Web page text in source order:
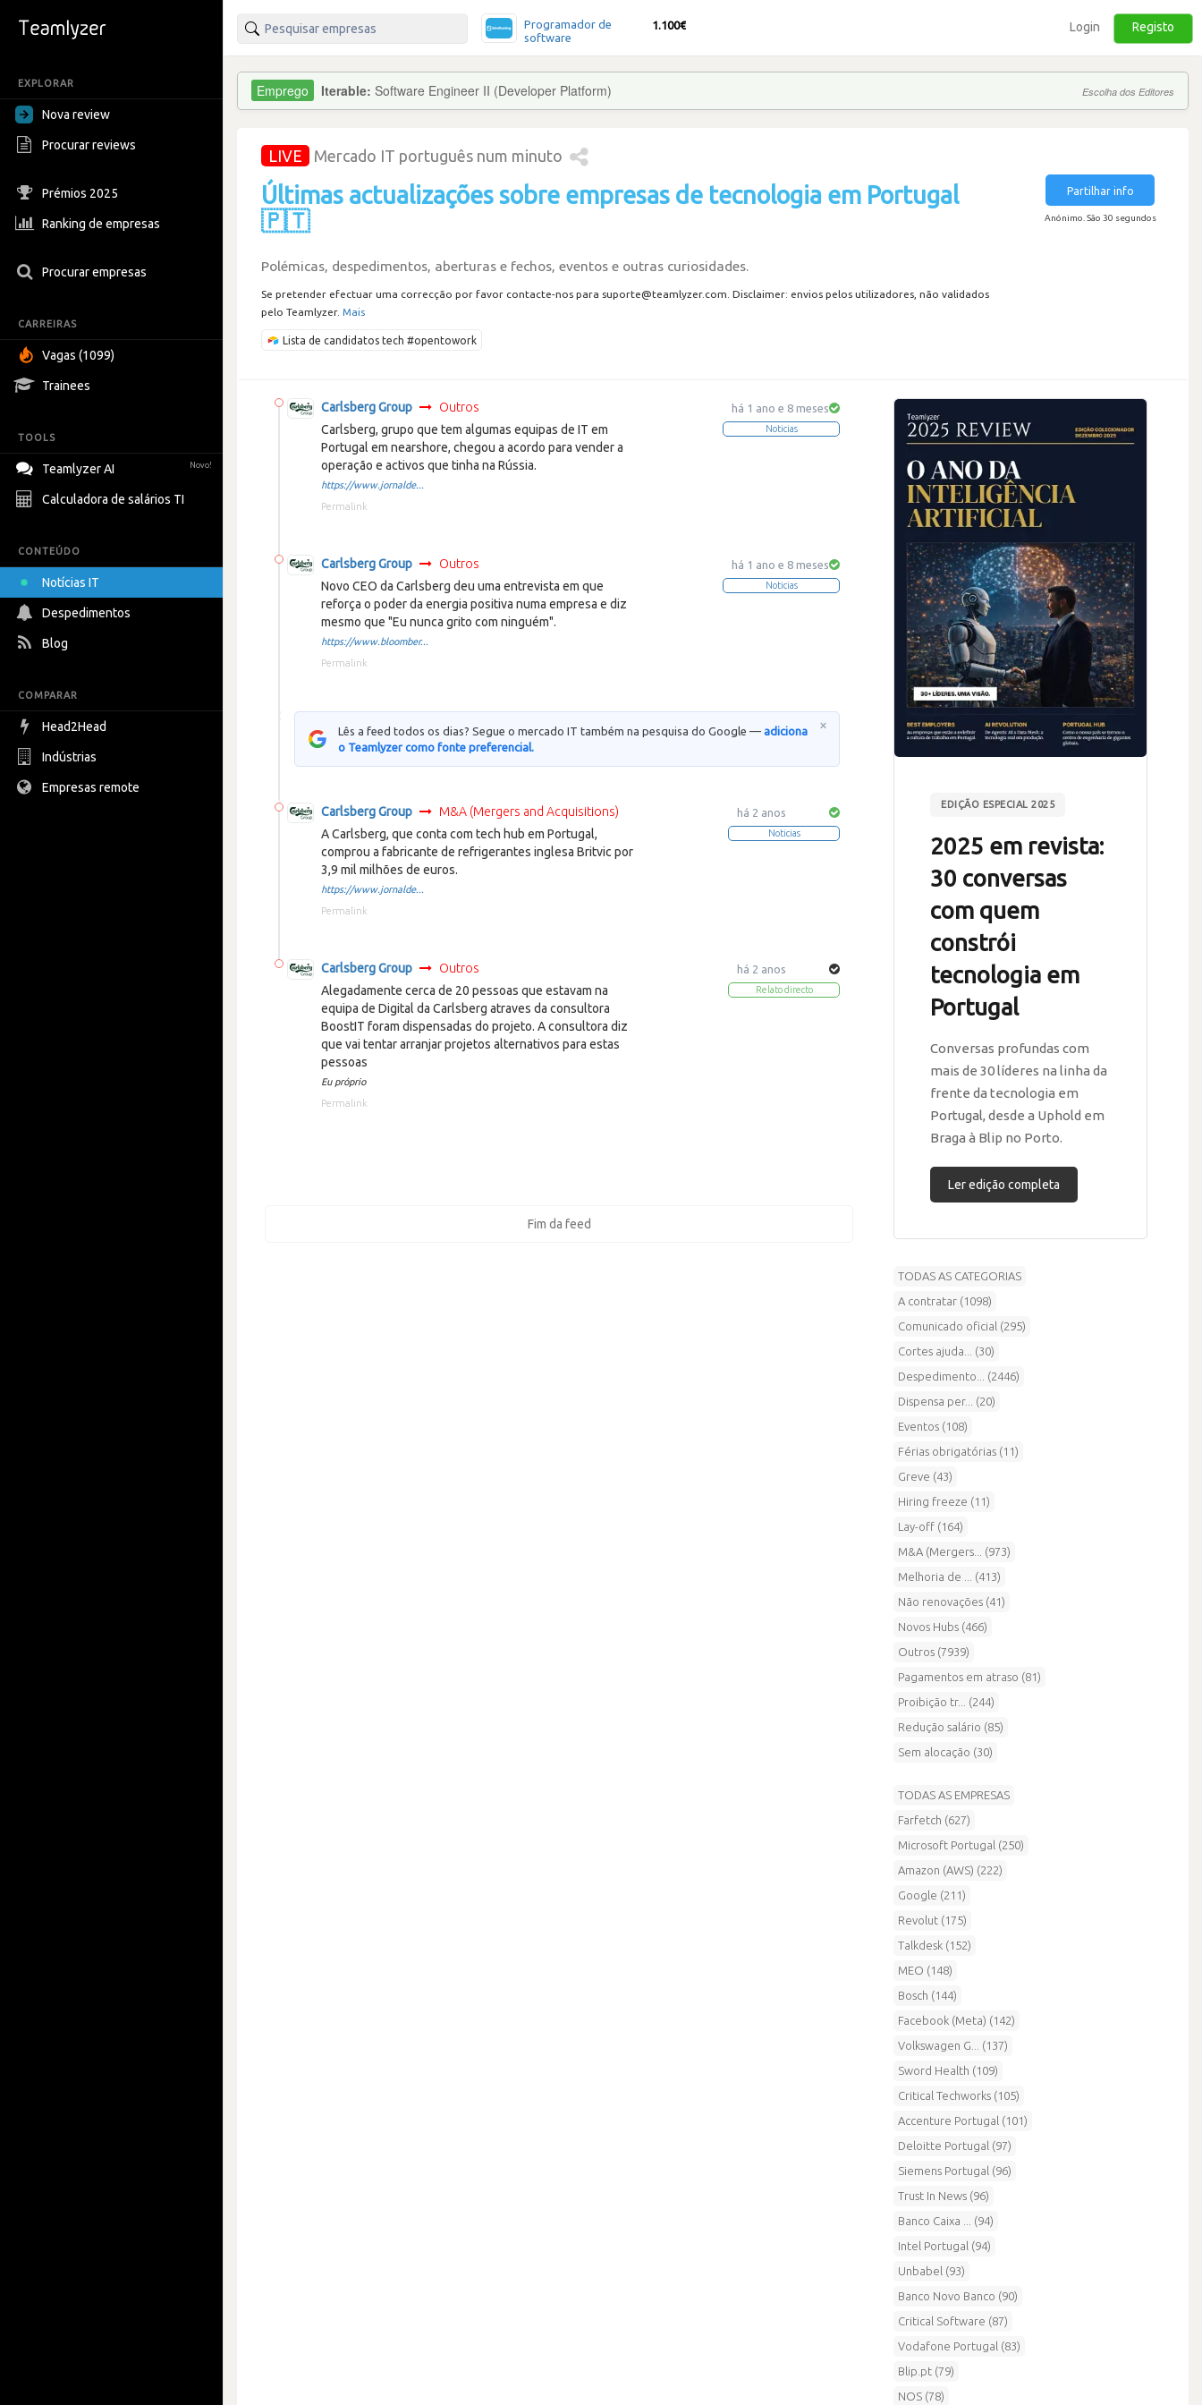
EXPLORAR
Nova review
Procurar reviews
Prémios 2025
Ranking de empresas
Procurar empresas
CARREIRAS
Vagas (1099)
Trainees
TOOLS
Teamlyzer AI Novo!
Calculadora de salários TI
CONTEÚDO
Notícias IT
Despedimentos
Blog
COMPARAR
Head2Head
Indústrias
Empresas remote
Programador de
software
1.100€ Login Registo
Iterable: Software Engineer II (Developer Platform) Escolha dos Editores
LIVE Mercado IT português num minuto
Últimas actualizações sobre empresas de tecnologia em Portugal
🇵🇹
Polémicas, despedimentos, aberturas e fechos, eventos e outras curiosidades.
Se pretender efectuar uma correcção por favor contacte-nos para suporte@teamlyzer.com. Disclaimer: envios pelos utilizadores, não validados
pelo Teamlyzer. Mais
Lista de candidatos tech #opentowork
Partilhar info
Anónimo. São 30 segundos
há 1 ano e 8 meses
Noticias
Carlsberg Group
Outros
Carlsberg, grupo que tem algumas equipas de IT em
Portugal em nearshore, chegou a acordo para vender a
operação e activos que tinha na Rússia.
https://www.jornalde...
Permalink
há 1 ano e 8 meses
Noticias
Carlsberg Group
Outros
Novo CEO da Carlsberg deu uma entrevista em que
reforça o poder da energia positiva numa empresa e diz
mesmo que "Eu nunca grito com ninguém".
https://www.bloomber...
Permalink
Lês a feed todos os dias? Segue o mercado IT também na pesquisa do Google — adiciona
o Teamlyzer como fonte preferencial.
×
há 2 anos
Noticias
Carlsberg Group
M&A (Mergers and Acquisitions)
A Carlsberg, que conta com tech hub em Portugal,
comprou a fabricante de refrigerantes inglesa Britvic por
3,9 mil milhões de euros.
https://www.jornalde...
Permalink
há 2 anos
Relato directo
Carlsberg Group
Outros
Alegadamente cerca de 20 pessoas que estavam na
equipa de Digital da Carlsberg atraves da consultora
BoostIT foram dispensadas do projeto. A consultora diz
que vai tentar arranjar projetos alternativos para estas
pessoas
Eu próprio
Permalink
Fim da feed
EDIÇÃO ESPECIAL 2025
2025 em revista:
30 conversas
com quem
constrói
tecnologia em
Portugal
Conversas profundas com
mais de 30 líderes na linha da
frente da tecnologia em
Portugal, desde a Uphold em
Braga à Blip no Porto.
Ler edição completa
TODAS AS CATEGORIAS
A contratar (1098)
Comunicado oficial (295)
Cortes ajuda... (30)
Despedimento... (2446)
Dispensa per... (20)
Eventos (108)
Férias obrigatórias (11)
Greve (43)
Hiring freeze (11)
Lay-off (164)
M&A (Mergers... (973)
Melhoria de ... (413)
Não renovações (41)
Novos Hubs (466)
Outros (7939)
Pagamentos em atraso (81)
Proibição tr... (244)
Redução salário (85)
Sem alocação (30)
TODAS AS EMPRESAS
Farfetch (627)
Microsoft Portugal (250)
Amazon (AWS) (222)
Google (211)
Revolut (175)
Talkdesk (152)
MEO (148)
Bosch (144)
Facebook (Meta) (142)
Volkswagen G... (137)
Sword Health (109)
Critical Techworks (105)
Accenture Portugal (101)
Deloitte Portugal (97)
Siemens Portugal (96)
Trust In News (96)
Banco Caixa ... (94)
Intel Portugal (94)
Unbabel (93)
Banco Novo Banco (90)
Critical Software (87)
Vodafone Portugal (83)
Blip.pt (79)
NOS (78)